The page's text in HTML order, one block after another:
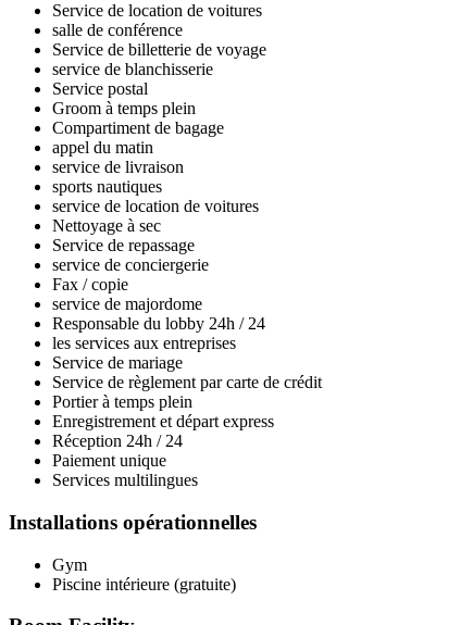
Service de location de voitures
salle de conférence
Service de billetterie de voyage
service de blanchisserie
Service postal
Groom à temps plein
Compartiment de bagage
appel du matin
service de livraison
sports nautiques
service de location de voitures
Nettoyage à sec
Service de repassage
service de conciergerie
Fax / copie
service de majordome
Responsable du lobby 24h / 24
les services aux entreprises
Service de mariage
Service de règlement par carte de crédit
Portier à temps plein
Enregistrement et départ express
Réception 24h / 24
Paiement unique
Services multilingues
Installations opérationnelles
Gym
Piscine intérieure (gratuite)